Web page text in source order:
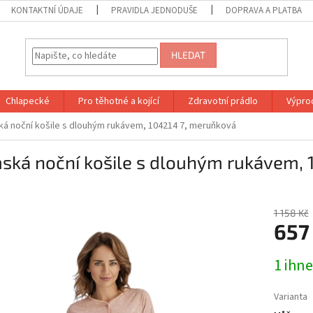
KONTAKTNÍ ÚDAJE PRAVIDLA JEDNODUŠE DOPRAVA A PLATBA
HLEDAT
Chlapecké Pro těhotné a kojící Zdravotní prádlo
noční košile s dlouhým rukávem, 104214 7, meruňková
noční košile s dlouhým rukávem,
1 158 Kč
657
cena:
1
Varianta